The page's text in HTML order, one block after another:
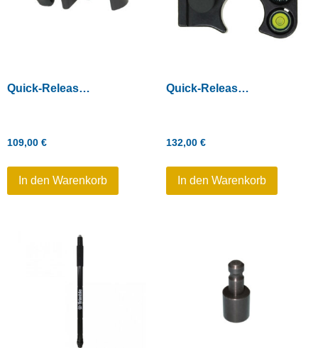
Quick-Release-Stabklemme für Aluminium-Stäbe
109,00 €
In den Warenkorb
Quick-Release-Stabklemme mit Libelle und Kompass
132,00 €
In den Warenkorb